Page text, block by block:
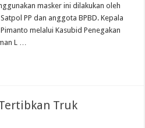
masker ini dilakukan oleh
PP dan anggota BPBD. Kepala
melalui Kasubid Penegakan
L …
Truk